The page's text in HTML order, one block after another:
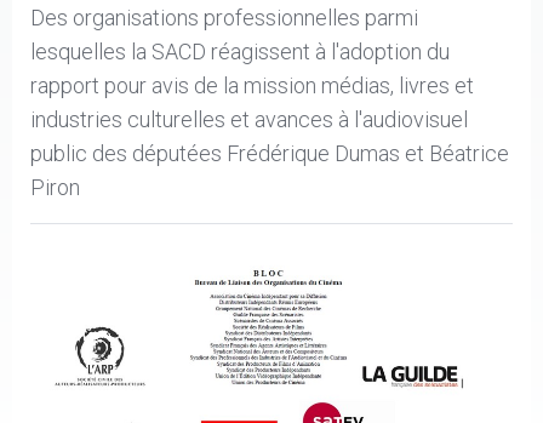
Des organisations professionnelles parmi
lesquelles la SACD réagissent à l'adoption du
rapport pour avis de la mission médias, livres et
industries culturelles et avances à l'audiovisuel
public des députées Frédérique Dumas et Béatrice
Piron